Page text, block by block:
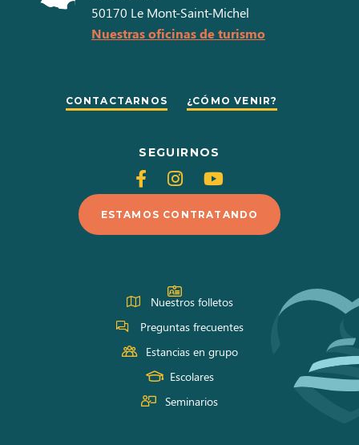
50170 Le Mont-Saint-Michel
Nuestras oficinas de turismo
CONTACTARNOS ¿CÓMO VENIR?
SEGUIRNOS
Siganos
en
Facebook
Siganos
en
Instagram
Siganos
en
Youtube
ESTAMOS CONTRATANDO
Nuestros folletos
Preguntas frecuentes
Estancias en grupo
Escolares
Seminarios